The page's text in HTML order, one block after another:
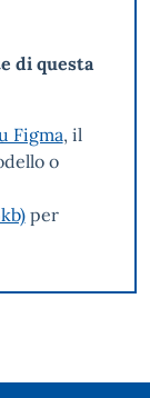
di questa
Figma, il
o
per